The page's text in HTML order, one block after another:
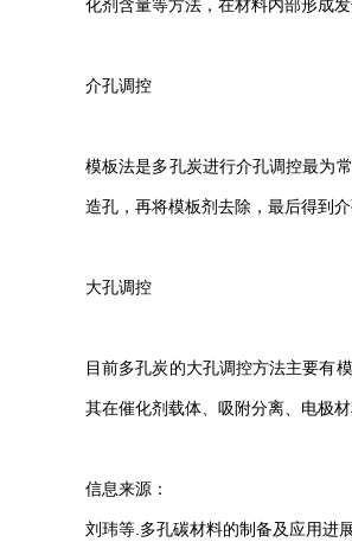
化剂含量等方法，在材料内部形成
介孔调控
模板法是多孔炭进行介孔调控最为
造孔，再将模板剂去除，最后得到
大孔调控
目前多孔炭的大孔调控方法主要有
其在催化剂载体、吸附分离、电极
信息来源：
刘玮等.多孔碳材料的制备及应用进